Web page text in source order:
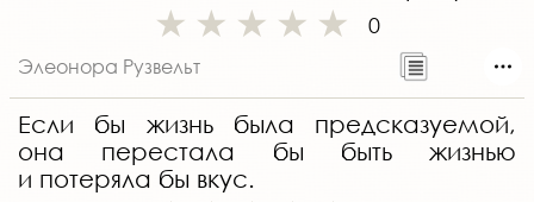
0
Элеонора Рузвельт
Если бы жизнь была предсказуемой,
она перестала бы быть жизнью
и потеряла бы вкус.